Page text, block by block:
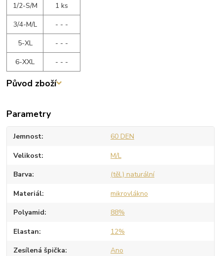
1/2-S/M
1 ks
3/4-M/L
- - -
5-XL
- - -
6-XXL
- - -
Původ zboží
Parametry
Jemnost 60 DEN
Velikost M/L
Barva (těl.) naturální
Materiál mikrovlákno
Polyamid 88%
Elastan 12%
Zesílená špička Ano